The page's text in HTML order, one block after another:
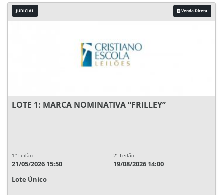
JUDICIAL Venda Direta
LOTE 1: MARCA NOMINATIVA “FRILLEY”
1° Leilão
21/05/2026 15:50
2° Leilão
19/08/2026 14:00
Lote Único